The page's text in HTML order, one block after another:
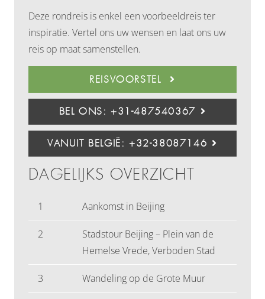
Deze rondreis is enkel een voorbeeldreis ter
inspiratie. Vertel ons uw wensen en laat ons uw
reis op maat samenstellen.
REISVOORSTEL
BEL ONS: +31-487540367
VANUIT BELGIË: +32-38087146
DAGELIJKS OVERZICHT
1 Aankomst in Beijing
2
Stadstour Beijing – Plein van de
Hemelse Vrede, Verboden Stad
3 Wandeling op de Grote Muur